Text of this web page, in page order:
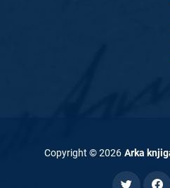
Copyright ©2026 Arka